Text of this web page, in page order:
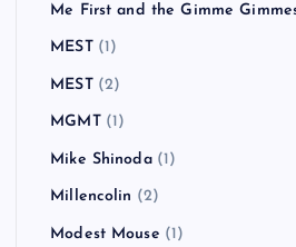
Me First and the Gimme
MEST(1)
MEST(2)
MGMT(1)
Mike Shinoda(1)
Millencolin (2)
Modest Mouse (1)